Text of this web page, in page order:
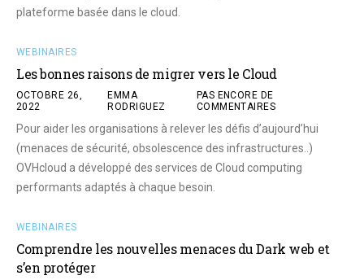
plateforme basée dans le cloud.
WEBINAIRES
Les bonnes raisons de migrer vers le Cloud
OCTOBRE 26,
2022
EMMA
RODRIGUEZ
PAS ENCORE DE
COMMENTAIRES
Pour aider les organisations à relever les défis d’aujourd’hui
(menaces de sécurité, obsolescence des infrastructures..)
OVHcloud a développé des services de Cloud computing
performants adaptés à chaque besoin.
WEBINAIRES
Comprendre les nouvelles menaces du Dark web et
s’en protéger